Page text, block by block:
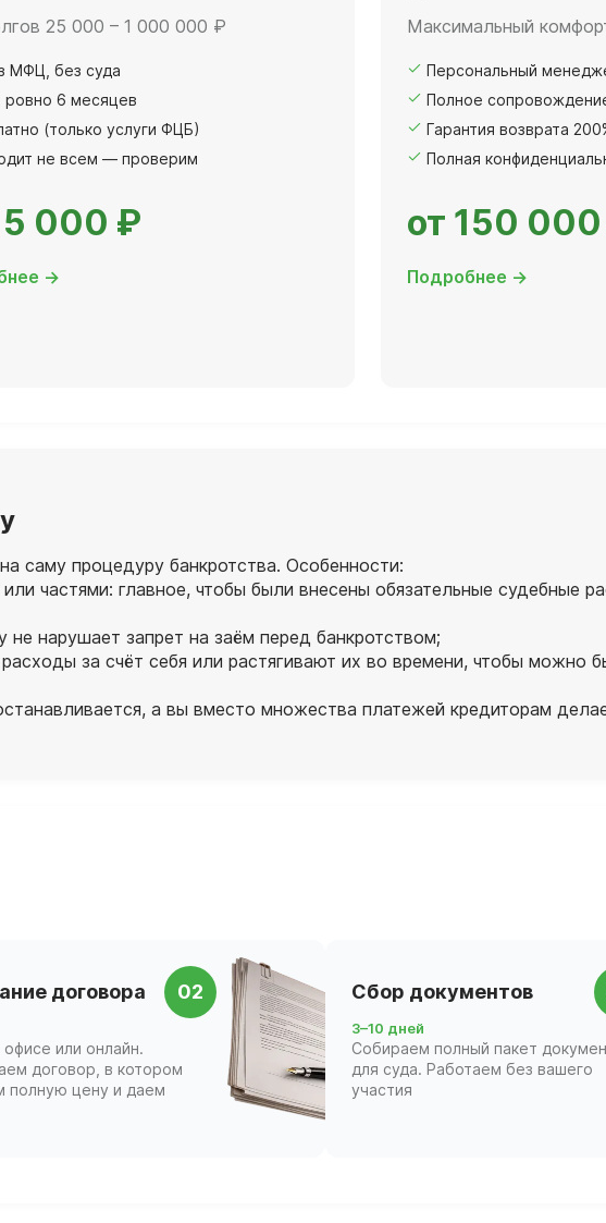
25 000 – 1 000 000 ₽
МФЦ, без суда
ровно 6 месяцев
(только услуги ФЦБ)
не всем — проверим
000 ₽
→
Максимальный
Персональный
Полное
Гарантия возврата
Полная
от 150
Подробнее →
саму процедуру банкротства. Особенности:
частями: главное, чтобы были внесены обязательные судебные
не нарушает запрет на заём перед банкротством;
за счёт себя или растягивают их во времени, чтобы можно
а вы вместо множества платежей кредиторам
договора 02
или онлайн.
договор, в котором
полную цену и даем
Сбор документов
3–10 дней
Собираем полный пакет
для суда. Работаем без вашего
участия